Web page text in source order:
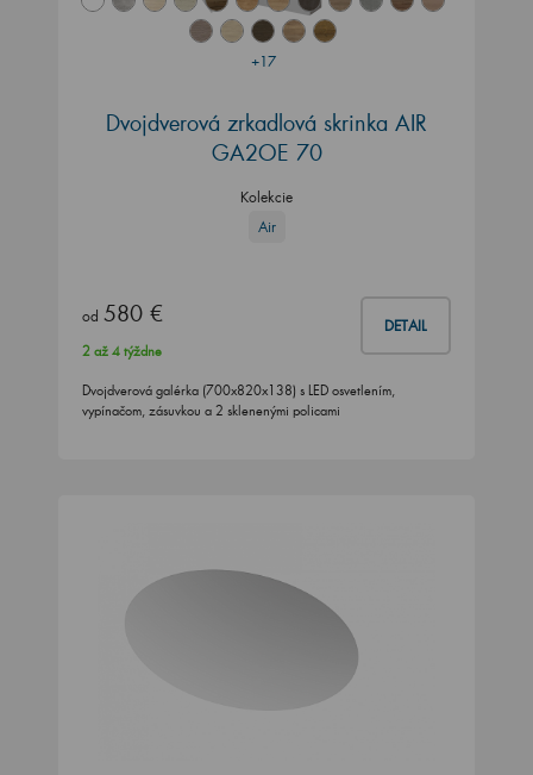
+17
Dvojdverová zrkadlová skrinka AIR
GA2OE 70
Kolekcie
Air
od 580 € DETAIL
2 až 4 týždne
Dvojdverová galérka (700x820x138) s LED osvetlením,
vypínačom, zásuvkou a 2 sklenenými policami